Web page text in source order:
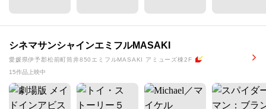
シネマサンシャインエミフルMASAKI
愛媛県伊予郡松前町筒井850エミフルMASAKI アミューズ棟2F
15作品上映中